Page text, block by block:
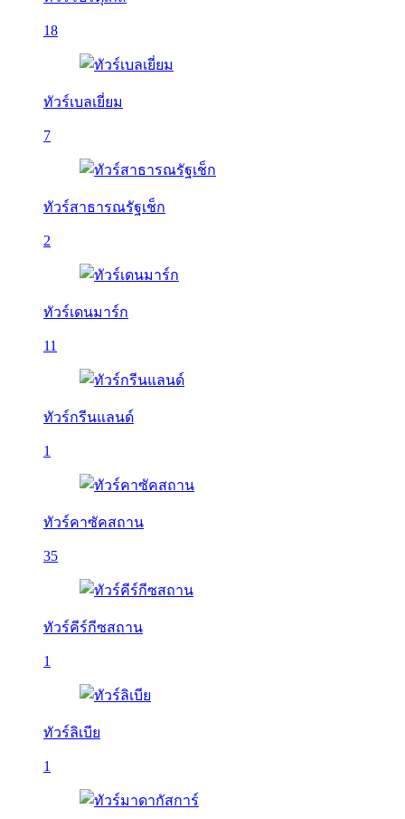
18
ทัวร์เบลเยี่ยม
7
ทัวร์สาธารณรัฐเช็ก
2
ทัวร์เดนมาร์ก
11
ทัวร์กรีนแลนด์
1
ทัวร์คาซัคสถาน
35
ทัวร์คีร์กีซสถาน
1
ทัวร์ลิเบีย
1